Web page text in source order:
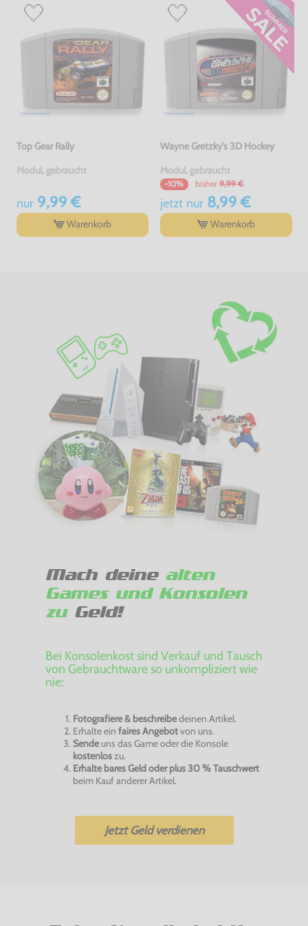
Top Gear Rally
Modul, gebraucht
nur9,99 €
Warenkorb
Wayne Gretzky's 3D Hockey
Modul, gebraucht
-10% bisher 9,99 €
jetzt nur8,99 €
Warenkorb
Mach deine alten
Games und Konsolen
zuGeld!
Bei Konsolenkost sind Verkauf und Tausch
von Gebrauchtware so unkompliziert wie
nie:
Fotografiere & beschreibedeinen Artikel.
Erhalte ein faires Angebotvon uns.
Sendeuns das Game oder die Konsole
kostenloszu.
Erhalte bares Geld oder plus 30 % Tauschwert
beim Kauf anderer Artikel.
Jetzt Geld verdienen